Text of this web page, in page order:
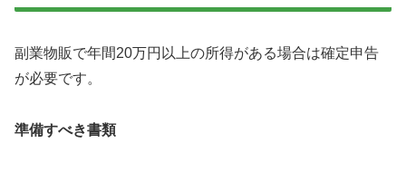
副業物販で年間20万円以上の所得がある場合は確定申告
が必要です。
準備すべき書類